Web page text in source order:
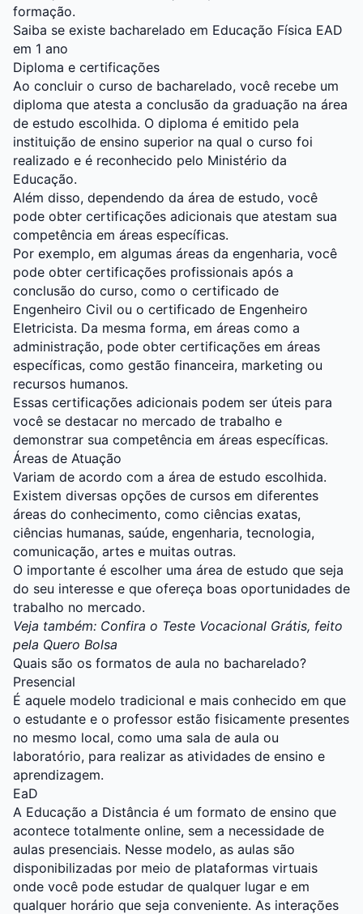
formação.
Saiba se existe bacharelado em Educação Física EAD
em 1 ano
Diploma e certificações
Ao concluir o curso de bacharelado, você recebe um
diploma que atesta a conclusão da graduação na área
de estudo escolhida. O diploma é emitido pela
instituição de ensino superior na qual o curso foi
realizado e é reconhecido pelo Ministério da
Educação.
Além disso, dependendo da área de estudo, você
pode obter certificações adicionais que atestam sua
competência em áreas específicas.
Por exemplo, em algumas áreas da engenharia, você
pode obter certificações profissionais após a
conclusão do curso, como o certificado de
Engenheiro Civil ou o certificado de Engenheiro
Eletricista. Da mesma forma, em áreas como a
administração, pode obter certificações em áreas
específicas, como gestão financeira, marketing ou
recursos humanos.
Essas certificações adicionais podem ser úteis para
você se destacar no mercado de trabalho e
demonstrar sua competência em áreas específicas.
Áreas de Atuação
Variam de acordo com a área de estudo escolhida.
Existem diversas opções de cursos em diferentes
áreas do conhecimento, como ciências exatas,
ciências humanas, saúde, engenharia, tecnologia,
comunicação, artes e muitas outras.
O importante é escolher uma área de estudo que seja
do seu interesse e que ofereça boas oportunidades de
trabalho no mercado.
Veja também: Confira o Teste Vocacional Grátis, feito
pela Quero Bolsa
Quais são os formatos de aula no bacharelado?
Presencial
É aquele modelo tradicional e mais conhecido em que
o estudante e o professor estão fisicamente presentes
no mesmo local, como uma sala de aula ou
laboratório, para realizar as atividades de ensino e
aprendizagem.
EaD
A Educação a Distância é um formato de ensino que
acontece totalmente online, sem a necessidade de
aulas presenciais. Nesse modelo, as aulas são
disponibilizadas por meio de plataformas virtuais
onde você pode estudar de qualquer lugar e em
qualquer horário que seja conveniente. As interações